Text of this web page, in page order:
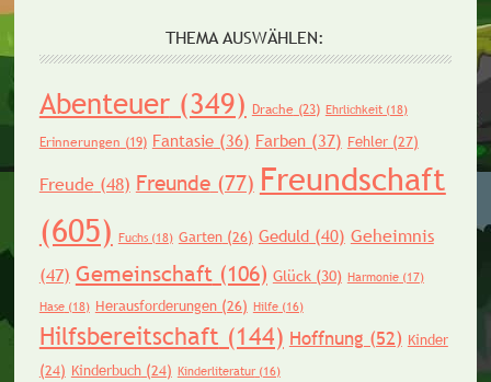
THEMA AUSWÄHLEN:
Abenteuer(349) Drache (23) Ehrlichkeit(18)
Erinnerungen (19) Fantasie(36) Farben(37) Fehler(27)
Freude(48) Freunde(77) Freundschaft
(605) Fuchs(18) Garten(26) Geduld(40) Geheimnis
(47) Gemeinschaft(106) Glück(30) Harmonie(17)
Hase(18) Herausforderungen(26) Hilfe(16)
Hilfsbereitschaft (144) Hoffnung (52) Kinder
(24) Kinderbuch(24) Kinderliteratur(16)